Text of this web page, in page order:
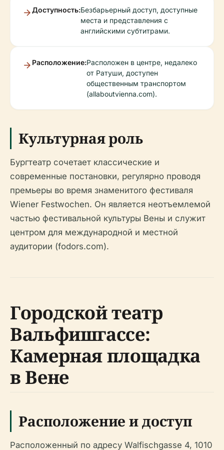
Доступность:Безбарьерный доступ, доступные
места и представления с
английскими субтитрами.
Расположение:Расположен в центре, недалеко
от Ратуши, доступен
общественным транспортом
(allaboutvienna.com).
Культурная роль
Бургтеатр сочетает классические и
современные постановки, регулярно проводя
премьеры во время знаменитого фестиваля
Wiener Festwochen. Он является неотъемлемой
частью фестивальной культуры Вены и служит
центром для международной и местной
аудитории (fodors.com).
Городской театр
Вальфишгассе:
Камерная площадка
в Вене
Расположение и доступ
Расположенный по адресу Walfischgasse 4, 1010